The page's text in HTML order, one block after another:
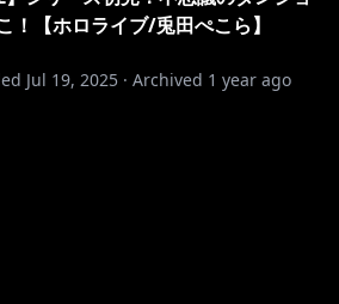
！【ホロライブ/兎田ぺこら】
Jul 19, 2025 · Archived 1 year ago